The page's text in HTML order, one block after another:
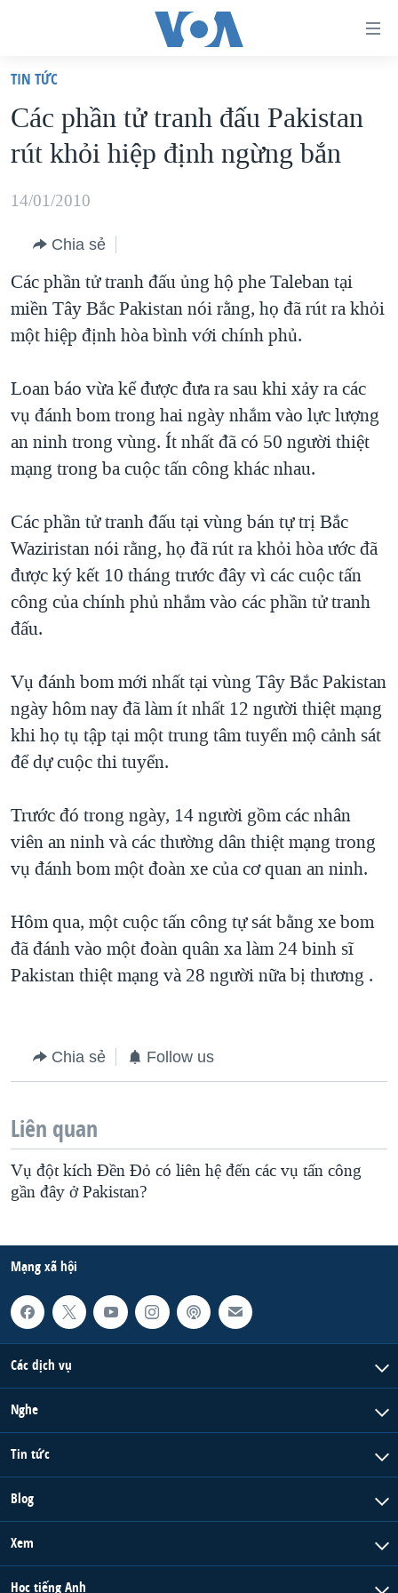
truy
cập
Tới
dung
chính
điều
hướng
chính
tới
"Tìm"
VIỆT NAM
HOA KỲ
BIỂN ĐÔNG
BLOG
DIỄN ĐÀN
MỤC
VẠCH TRẦN TIN GIẢ
NGƯỜI VIỆT HẢI NGOẠI
ĐỜI SỐNG
KINH TẾ
KHOA HỌC
SỨC KHOẺ
VĂN HOÁ
THỂ THAO
CHUYÊN ĐỀ
CHIẾN TRANH THƯƠNG MẠI CỦA MỸ: QUÁ KHỨ VÀ HIỆN
HÀNH TRÌNH BẦU CỬ 2024
MỘT NĂM CHIẾN TRANH TẠI DẢI GAZA
NGÀY TỊ NẠN THẾ GIỚI
TRỊNH VĨNH BÌNH - NGƯỜI HẠ 'BÊN THẮNG CUỘC'
GROUND ZERO – XƯA VÀ NAY
CHI PHÍ CHIẾN TRANH AFGHANISTAN
THƯỢNG ĐỈNH TRUMP-KIM TẠI VIỆT NAM
TRỊNH VĨNH BÌNH VS. CHÍNH PHỦ VIỆT NAM
NGƯ DÂN VIỆT VÀ LÀN SÓNG TRỘM HẢI SÂM
QUAN HỆ VIỆT MỸ
HỌC TIẾNG ANH
VIDEO
NGHE
Ngôn ngữ khác
TIN TỨC
Các phần tử tranh đấu Pakistan
rút khỏi hiệp định ngừng bắn
14/01/2010
Chia sẻ
Các phần tử tranh đấu ủng hộ phe Taleban tại
miền Tây Bắc Pakistan nói rằng, họ đã rút ra khỏi
một hiệp định hòa bình với chính phủ.
Loan báo vừa kể được đưa ra sau khi xảy ra các
vụ đánh bom trong hai ngày nhắm vào lực lượng
an ninh trong vùng. Ít nhất đã có 50 người thiệt
mạng trong ba cuộc tấn công khác nhau.
Các phần tử tranh đấu tại vùng bán tự trị Bắc
Waziristan nói rằng, họ đã rút ra khỏi hòa ước đã
được ký kết 10 tháng trước đây vì các cuộc tấn
công của chính phủ nhắm vào các phần tử tranh
đấu.
Vụ đánh bom mới nhất tại vùng Tây Bắc Pakistan
ngày hôm nay đã làm ít nhất 12 người thiệt mạng
khi họ tụ tập tại một trung tâm tuyển mộ cảnh sát
để dự cuộc thi tuyển.
Trước đó trong ngày, 14 người gồm các nhân
viên an ninh và các thường dân thiệt mạng trong
vụ đánh bom một đoàn xe của cơ quan an ninh.
Hôm qua, một cuộc tấn công tự sát bằng xe bom
đã đánh vào một đoàn quân xa làm 24 binh sĩ
Pakistan thiệt mạng và 28 người nữa bị thương .
Chia sẻ Follow us
Liên quan
Vụ đột kích Ðền Đỏ có liên hệ đến các vụ tấn công
gần đây ở Pakistan?
Mạng xã hội
Các dịch vụ
Nghe
Tin tức
Blog
Xem
Học tiếng Anh